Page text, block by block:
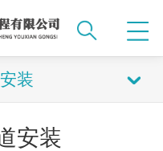
装
安装